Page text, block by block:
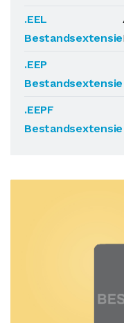
.EEL
Bestandsextensie
.EEP
Bestandsextensie
.EEPF
Bestandsextensie